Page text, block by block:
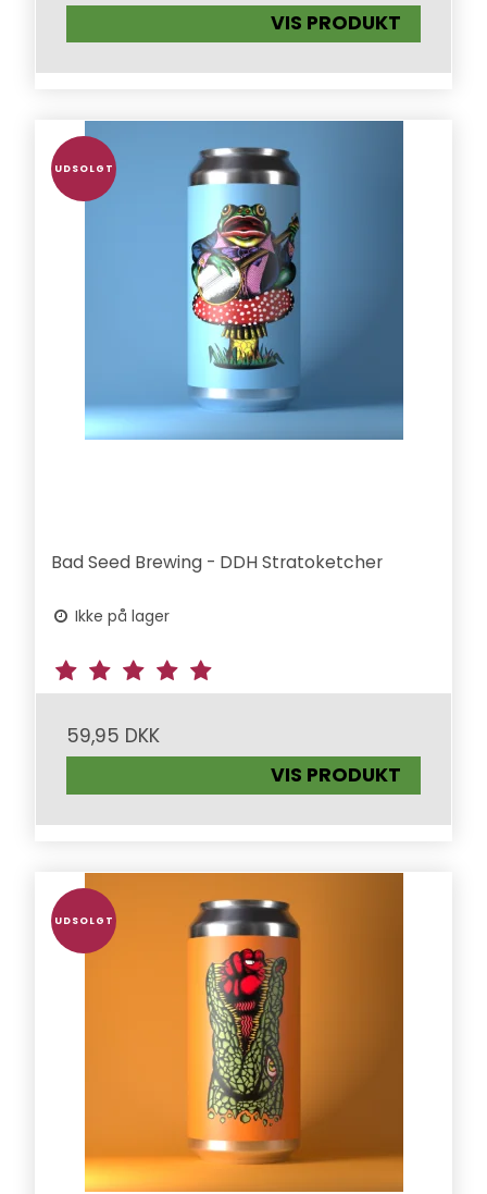
VIS PRODUKT
UDSOLGT
Bad Seed Brewing - DDH Stratoketcher
Ikke på lager
59,95 DKK
VIS PRODUKT
UDSOLGT